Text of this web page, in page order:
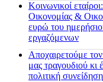
Κοινωνικοί
Οικονομίας &
ευρώ του
εργαζόμενων
Αποχαιρετούμε
μας τραγουδιού κι
πολιτική συνείδηση